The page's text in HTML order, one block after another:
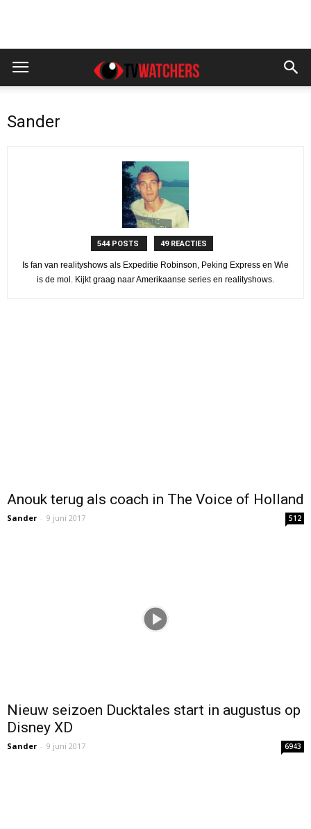
Sander
544 POSTS 49 REACTIES
Is fan van realityshows als Expeditie Robinson, Peking Express en Wie
is de mol. Kijkt graag naar Amerikaanse series en realityshows.
Anouk terug als coach in The Voice of Holland
Sander - 9 juni 2017 512
Nieuw seizoen Ducktales start in augustus op
Disney XD
Sander - 9 juni 2017 6943